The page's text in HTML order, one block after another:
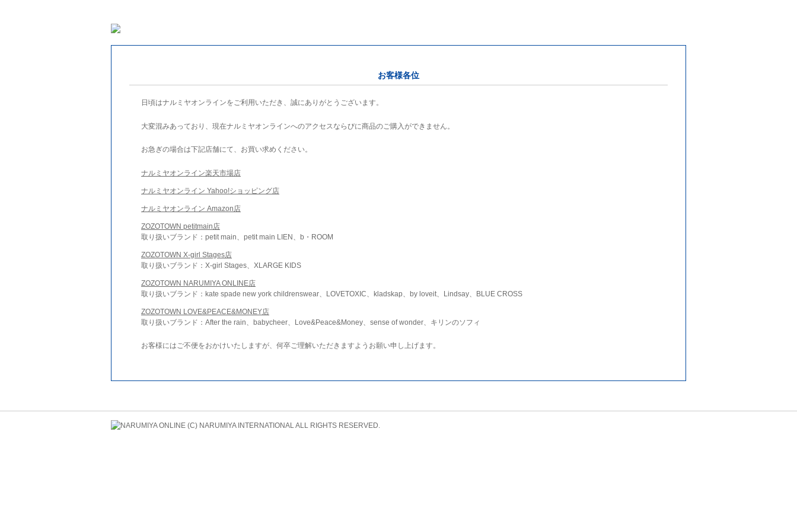
お客様各位
日頃はナルミヤオンラインをご利用いただき、誠にありがとうございます。
大変混みあっており、現在ナルミヤオンラインへのアクセスならびに商品のご購入ができません。
お急ぎの場合は下記店舗にて、お買い求めください。
ナルミヤオンライン楽天市場店
ナルミヤオンライン Yahoo!ショッピング店
ナルミヤオンライン Amazon店
ZOZOTOWN petitmain店
取り扱いブランド：petit main、petit main LIEN、b・ROOM
ZOZOTOWN X-girl Stages店
取り扱いブランド：X-girl Stages、XLARGE KIDS
ZOZOTOWN NARUMIYA ONLINE店
取り扱いブランド：kate spade new york childrenswear、LOVETOXIC、kladskap、by loveit、Lindsay、BLUE CROSS
ZOZOTOWN LOVE&PEACE&MONEY店
取り扱いブランド：After the rain、babycheer、Love&Peace&Money、sense of wonder、キリンのソフィ
お客様にはご不便をおかけいたしますが、何卒ご理解いただきますようお願い申し上げます。